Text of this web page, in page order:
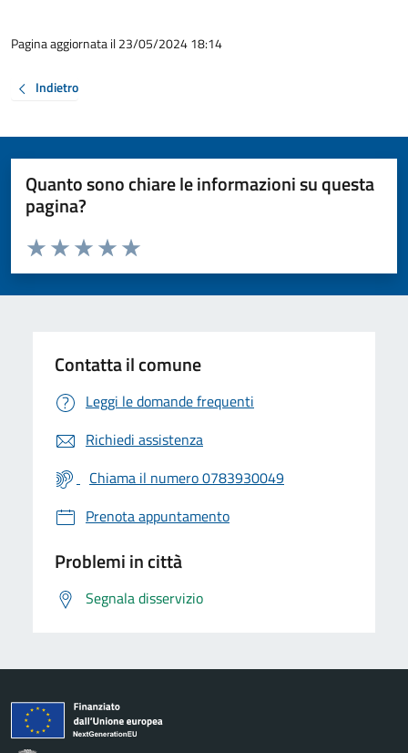
Pagina aggiornata il 23/05/2024 18:14
Indietro
Quanto sono chiare le informazioni su questa
pagina?
Valuta da 1 a 5 stelle la pagina
Valuta 5 stelle su 5
Valuta 4 stelle su 5
Valuta 3 stelle su 5
Valuta 2 stelle su 5
Valuta 1 stelle su 5
Contatta il comune
Leggi le domande frequenti
Richiedi assistenza
Chiama il numero 0783930049
Prenota appuntamento
Problemi in città
Segnala disservizio